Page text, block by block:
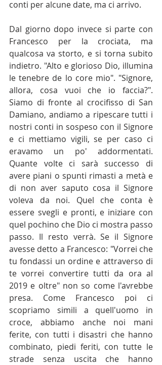
conti per alcune date, ma ci arrivo.
Dal giorno dopo invece si parte con
Francesco per la crociata, ma
qualcosa va storto, e si torna subito
indietro. "Alto e glorioso Dio, illumina
le tenebre de lo core mio". "Signore,
allora, cosa vuoi che io faccia?".
Siamo di fronte al crocifisso di San
Damiano, andiamo a ripescare tutti i
nostri conti in sospeso con il Signore
e ci mettiamo vigili, se per caso ci
eravamo un po' addormentati.
Quante volte ci sarà successo di
avere piani o spunti rimasti a metà e
di non aver saputo cosa il Signore
voleva da noi. Quel che conta è
essere svegli e pronti, e iniziare con
quel pochino che Dio ci mostra passo
passo. Il resto verrà. Se il Signore
avesse detto a Francesco: "Vorrei che
tu fondassi un ordine e attraverso di
te vorrei convertire tutti da ora al
2019 e oltre" non so come l'avrebbe
presa. Come Francesco poi ci
scopriamo simili a quell'uomo in
croce, abbiamo anche noi mani
ferite, con tutti i disastri che hanno
combinato, piedi feriti, con tutte le
strade senza uscita che hanno